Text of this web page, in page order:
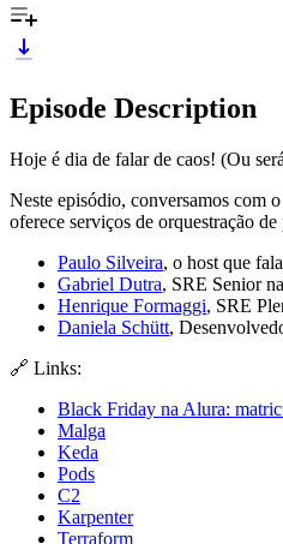
Episode Description
Hoje é dia de falar de caos! (Ou
Neste episódio, conversamos com
oferece serviços de orquestração
Paulo Silveira, o host que
Gabriel Dutra, SRE Senior
Henrique Formaggi, SRE
Daniela Schütt,
🔗 Links:
Black Friday na Alura:
Malga
Keda
Pods
C2
Karpenter
Terraform